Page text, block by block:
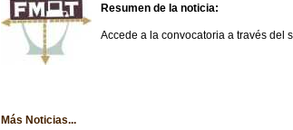
Resumen de la noticia:
Accede a la convocatoria a través del
Más Noticias...